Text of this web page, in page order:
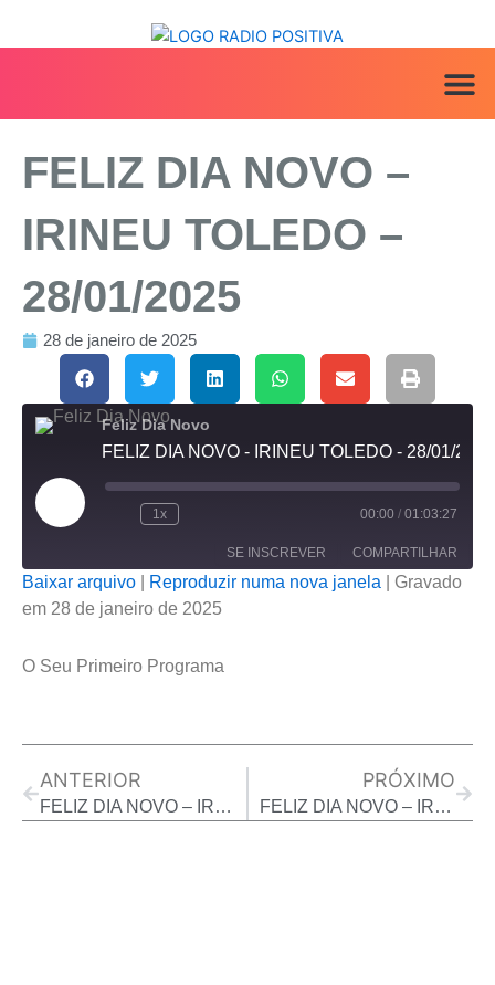
FELIZ DIA NOVO –
IRINEU TOLEDO –
28/01/2025
28 de janeiro de 2025
Feliz Dia Novo
Reproduzir
episódio
1x 00:00 / 01:03:27
SE INSCREVER COMPARTILHAR
COMPARTILHAR
LINK
Baixar arquivo Reproduzir numa nova janela
Gravado
em 28 de janeiro de 2025
O Seu Primeiro Programa
ANTERIOR
FELIZ DIA NOVO – IRIENU TOLEDO – 17/01/2025
PRÓXIMO
FELIZ DIA NOVO – IRINEU TOLEDO – 29/01/2025